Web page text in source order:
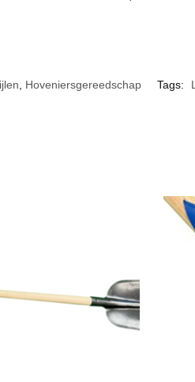
Hoveniersgereedschap Tags: